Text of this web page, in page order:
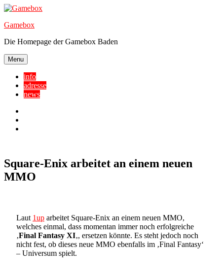
Skip
content
Gamebox
Die Homepage der Gamebox Baden
Menu
info
adresse
news
Square-Enix arbeitet an einem neuen
MMO
Laut 1up arbeitet Square-Enix an einem neuen MMO,
welches einmal, dass momentan immer noch erfolgreiche
‚Final Fantasy XI‚, ersetzen könnte. Es steht jedoch noch
nicht fest, ob dieses neue MMO ebenfalls im ‚Final Fantasy‘
– Universum spielt.